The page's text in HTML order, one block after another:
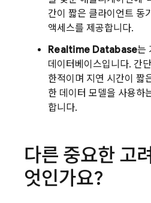
간이 짧은 클라이언트 동
액세스를 제공합니다.
Realtime Database는
데이터베이스입니다. 간
한적이며 지연 시간이 짧
한 데이터 모델을 사용하
합니다.
다른 중요한 고
엇인가요?